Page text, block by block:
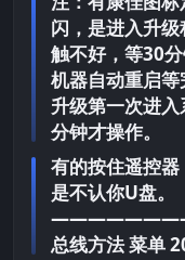
闪，是进入升
触不好，等30分
机器自动重启
升级第一次进
分钟才操作。
有的按住遥控
是不认你U盘。
总线方法 菜单